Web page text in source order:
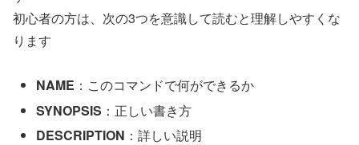
初心者の方は、次の3つを意識して読むと理解しやすくな
ります
NAME ：このコマンドで何ができるか
SYNOPSIS ：正しい書き方
DESCRIPTION ：詳しい説明